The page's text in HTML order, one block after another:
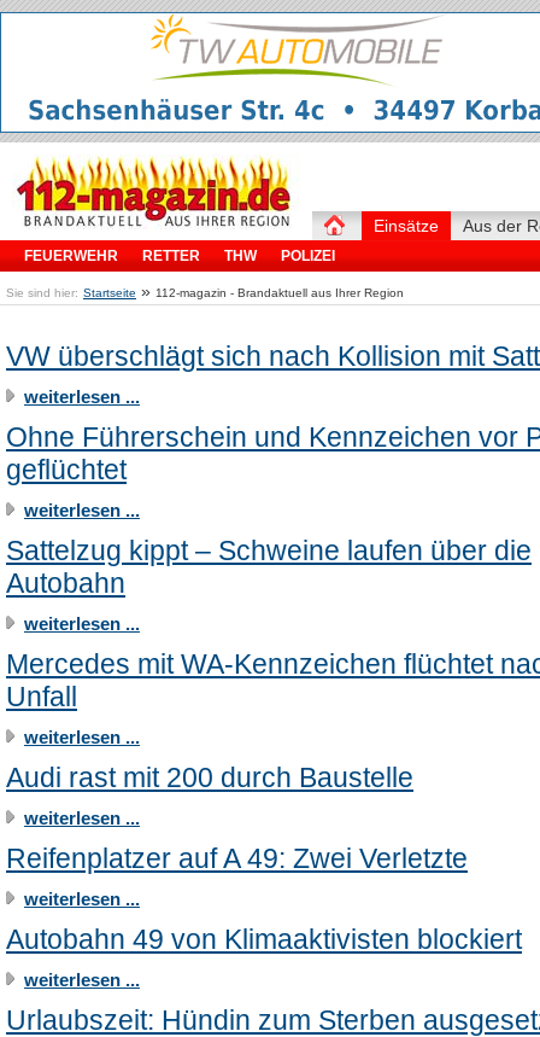
Einsätze
FEUERWEHR RETTER THW POLIZEI
Aus der
Sie sind hier: Startseite » 112-magazin - Brandaktuell aus Ihrer Region
VW überschlägt sich nach Kollision mit
weiterlesen ...
Ohne Führerschein und Kennzeichen vor
geflüchtet
weiterlesen ...
Sattelzug kippt – Schweine laufen über die
Autobahn
weiterlesen ...
Mercedes mit WA-Kennzeichen flüchtet
Unfall
weiterlesen ...
Audi rast mit 200 durch Baustelle
weiterlesen ...
Reifenplatzer auf A 49: Zwei Verletzte
weiterlesen ...
Autobahn 49 von Klimaaktivisten blockiert
weiterlesen ...
Urlaubszeit: Hündin zum Sterben